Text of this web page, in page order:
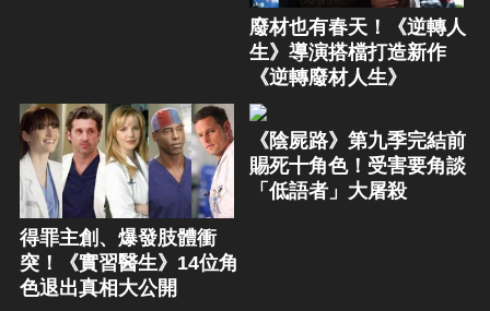
廢材也有春天！《逆轉人
生》導演搭檔打造新作
《逆轉廢材人生》
得罪主創、爆發肢體衝
突！《實習醫生》14位角
色退出真相大公開
《陰屍路》第九季完結前
賜死十角色！受害要角談
「低語者」大屠殺